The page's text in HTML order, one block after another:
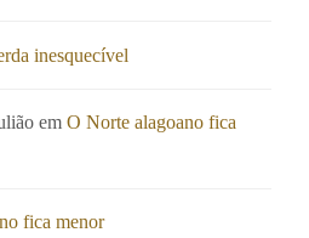
inesquecível
emO Norte alagoano fica
fica menor